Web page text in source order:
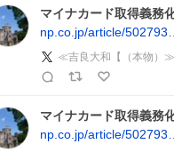
マイナカード取得義務
np.co.jp/article/502793…
≪吉良大和【（本物）
マイナカード取得義務
np.co.jp/article/502793…